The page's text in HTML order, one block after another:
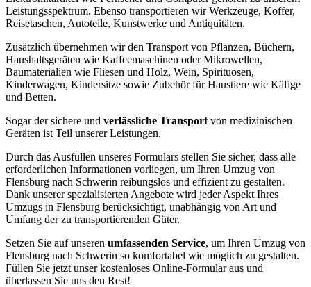
Leistungsspektrum. Ebenso transportieren wir Werkzeuge, Koffer,
Reisetaschen, Autoteile, Kunstwerke und Antiquitäten.
Zusätzlich übernehmen wir den Transport von Pflanzen, Büchern,
Haushaltsgeräten wie Kaffeemaschinen oder Mikrowellen,
Baumaterialien wie Fliesen und Holz, Wein, Spirituosen,
Kinderwagen, Kindersitze sowie Zubehör für Haustiere wie Käfige
und Betten.
Sogar der sichere und verlässliche Transport von medizinischen
Geräten ist Teil unserer Leistungen.
Durch das Ausfüllen unseres Formulars stellen Sie sicher, dass alle
erforderlichen Informationen vorliegen, um Ihren Umzug von
Flensburg nach Schwerin reibungslos und effizient zu gestalten.
Dank unserer spezialisierten Angebote wird jeder Aspekt Ihres
Umzugs in Flensburg berücksichtigt, unabhängig von Art und
Umfang der zu transportierenden Güter.
Setzen Sie auf unseren umfassenden Service, um Ihren Umzug von
Flensburg nach Schwerin so komfortabel wie möglich zu gestalten.
Füllen Sie jetzt unser kostenloses Online-Formular aus und
überlassen Sie uns den Rest!